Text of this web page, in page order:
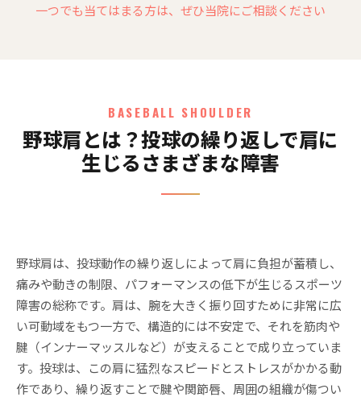
一つでも当てはまる方は、ぜひ当院にご相談ください
BASEBALL SHOULDER
野球肩とは？投球の繰り返しで肩に
生じるさまざまな障害
野球肩は、投球動作の繰り返しによって肩に負担が蓄積し、
痛みや動きの制限、パフォーマンスの低下が生じるスポーツ
障害の総称です。肩は、腕を大きく振り回すために非常に広
い可動域をもつ一方で、構造的には不安定で、それを筋肉や
腱（インナーマッスルなど）が支えることで成り立っていま
す。投球は、この肩に猛烈なスピードとストレスがかかる動
作であり、繰り返すことで腱や関節唇、周囲の組織が傷つい